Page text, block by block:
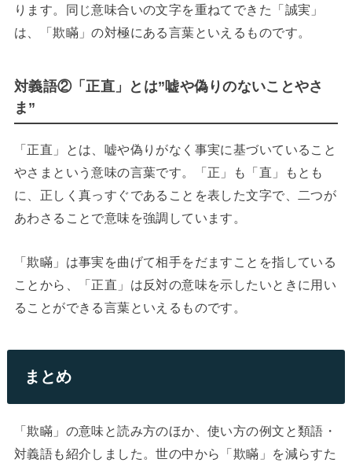
ります。同じ意味合いの文字を重ねてできた「誠実」
は、「欺瞞」の対極にある言葉といえるものです。
対義語②「正直」とは”嘘や偽りのないことやさ
ま”
「正直」とは、嘘や偽りがなく事実に基づいていること
やさまという意味の言葉です。「正」も「直」もとも
に、正しく真っすぐであることを表した文字で、二つが
あわさることで意味を強調しています。
「欺瞞」は事実を曲げて相手をだますことを指している
ことから、「正直」は反対の意味を示したいときに用い
ることができる言葉といえるものです。
まとめ
「欺瞞」の意味と読み方のほか、使い方の例文と類語・
対義語も紹介しました。世の中から「欺瞞」を減らすた